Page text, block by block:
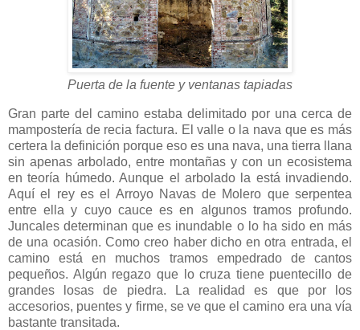
Puerta de la fuente y ventanas tapiadas
Gran parte del camino estaba delimitado por una cerca de
mampostería de recia factura. El valle o la nava que es más
certera la definición porque eso es una nava, una tierra llana
sin apenas arbolado, entre montañas y con un ecosistema
en teoría húmedo. Aunque el arbolado la está invadiendo.
Aquí el rey es el Arroyo Navas de Molero que serpentea
entre ella y cuyo cauce es en algunos tramos profundo.
Juncales determinan que es inundable o lo ha sido en más
de una ocasión. Como creo haber dicho en otra entrada, el
camino está en muchos tramos empedrado de cantos
pequeños. Algún regazo que lo cruza tiene puentecillo de
grandes losas de piedra. La realidad es que por los
accesorios, puentes y firme, se ve que el camino era una vía
bastante transitada.